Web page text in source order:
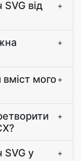
від
+
+
мого +
+
у
+